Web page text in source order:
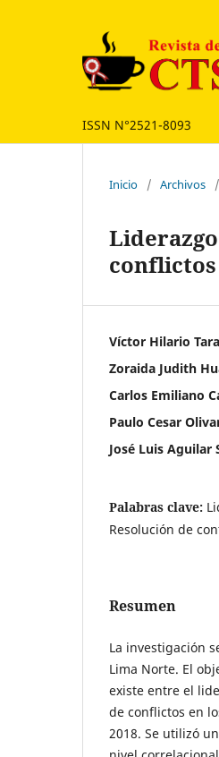
ISSN N°2521-8093
Inicio / Archivos /
conflictos
Víctor Hilario
Zoraida Judith
Carlos Emiliano
Paulo Cesar
José Luis Aguilar
Palabras clave:
Resolución de
Resumen
La investigación
Lima Norte. El
existe entre el
de conflictos en
2018. Se utilizó